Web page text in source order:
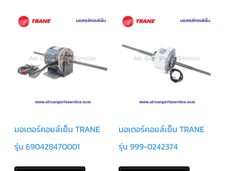
น้ำ
ทิ้ง
น้ำยา
แอร์/
น้ำยา
ล้าง
คอมเพรสเซอร์
ใน
งาน
แอร์
ฟิล
มอเตอร์คอยล์เย็น TRANE
รุ่น 690428470001
มอเตอร์คอยล์เย็น TRANE
รุ่น 999-0242374